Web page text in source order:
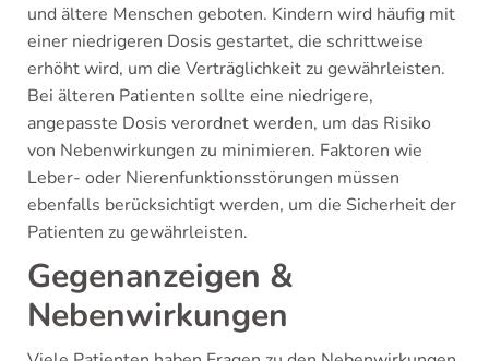
und ältere Menschen geboten. Kindern wird häufig mit
einer niedrigeren Dosis gestartet, die schrittweise
erhöht wird, um die Verträglichkeit zu gewährleisten.
Bei älteren Patienten sollte eine niedrigere,
angepasste Dosis verordnet werden, um das Risiko
von Nebenwirkungen zu minimieren. Faktoren wie
Leber- oder Nierenfunktionsstörungen müssen
ebenfalls berücksichtigt werden, um die Sicherheit der
Patienten zu gewährleisten.
Gegenanzeigen &
Nebenwirkungen